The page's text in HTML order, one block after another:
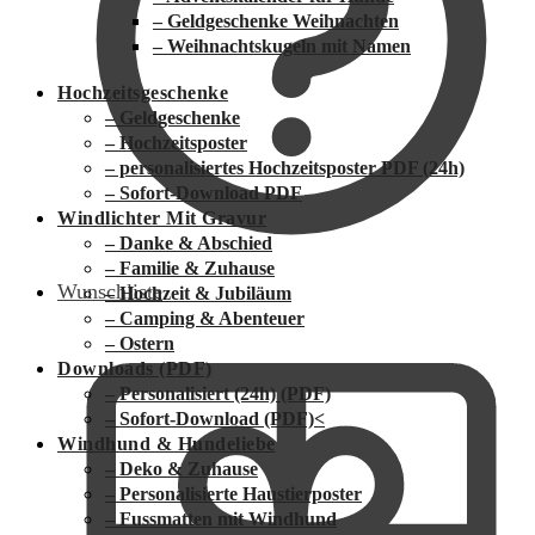
Wunschliste
– Geldgeschenke Weihnachten
– Weihnachtskugeln mit Namen
Hochzeitsgeschenke
– Geldgeschenke
– Hochzeitsposter
– personalisiertes Hochzeitsposter PDF (24h)
– Sofort-Download PDF
Windlichter Mit Gravur
– Danke & Abschied
– Familie & Zuhause
– Hochzeit & Jubiläum
– Camping & Abenteuer
– Ostern
Downloads (PDF)
– Personalisiert (24h) (PDF)
– Sofort-Download (PDF)<
Windhund & Hundeliebe
– Deko & Zuhause
– Personalisierte Haustierposter
– Fussmatten mit Windhund